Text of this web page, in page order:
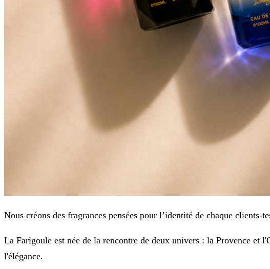
Nous créons des fragrances pensées pour l’identité de chaque clients-
La Farigoule est née de la rencontre de deux univers : la Provence et
l'élégance.